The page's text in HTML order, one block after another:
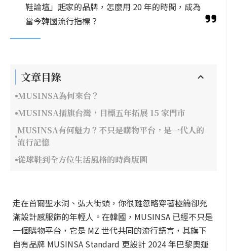
鞋論壇」起家的品牌，怎麼用 20 年的時間，成為
當今韓國流行指標？
文章目錄
MUSINSA為何來台？
MUSINSA插旗台灣，目標五年拓展 15 家門市
MUSINSA有何魅力？不只是購物平台，是一代人的
流行記憶
從球鞋到全方位生活風格的時尚版圖
走在首爾聖水洞、弘大街頭，你很難忽略穿著極簡卻充
滿設計感服飾的年輕人。在韓國，MUSINSA 已經不只是
一個購物平台，它是 MZ 世代共同的流行語言，其旗下
自有品牌 MUSINSA Standard 更設計 2024 年巴黎奧運